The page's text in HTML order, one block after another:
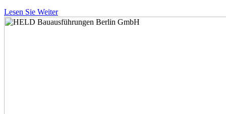
Lesen Sie Weiter